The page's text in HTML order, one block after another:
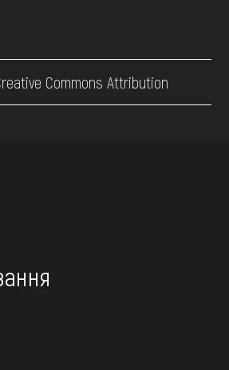
Commons Attribution